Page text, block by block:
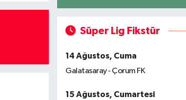
Süper Lig Fikstür
14 Ağustos, Cuma
Galatasaray - Çorum FK
15 Ağustos, Cumartesi